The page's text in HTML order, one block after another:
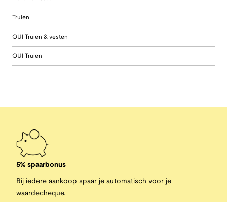
Truien
OUI Truien & vesten
OUI Truien
5% spaarbonus
Bij iedere aankoop spaar je automatisch voor je
waardecheque.